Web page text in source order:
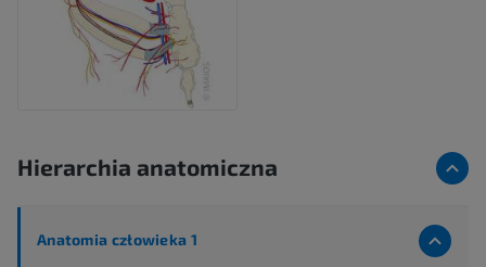
Hierarchia anatomiczna
Anatomia człowieka 1